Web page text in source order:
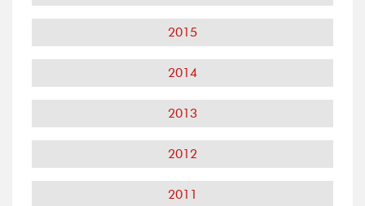
2015
2014
2013
2012
2011